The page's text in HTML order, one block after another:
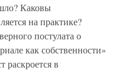
Каковы
на практике?
постулата о
как собственности»
раскроется в